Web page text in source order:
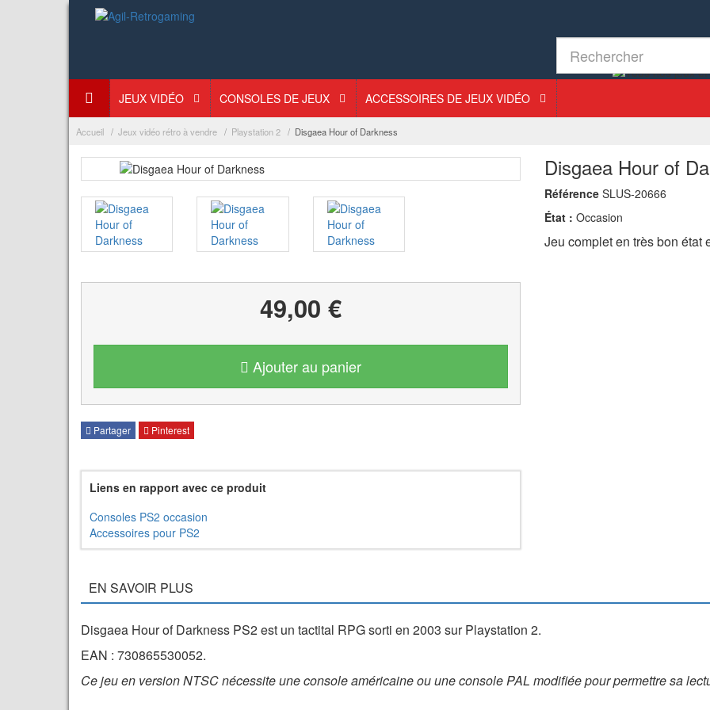
JEUX VIDÉO CONSOLES DE JEUX ACCESSOIRES DE JEUX VIDÉO
Accueil Jeux vidéo rétro à vendre Playstation 2 Disgaea Hour of Darkness
Disgaea Hour of
Référence SLUS-20666
État : Occasion
Jeu complet en très bon état
49,00 €
Ajouter au panier
Partager Pinterest
Liens en rapport avec ce produit
Consoles PS2 occasion
Accessoires pour PS2
EN SAVOIR PLUS
Disgaea Hour of Darkness PS2 est un tactital RPG sorti en 2003 sur Playstation 2.
EAN : 730865530052.
Ce jeu en version NTSC nécessite une console américaine ou une console PAL modifiée pour permettre sa